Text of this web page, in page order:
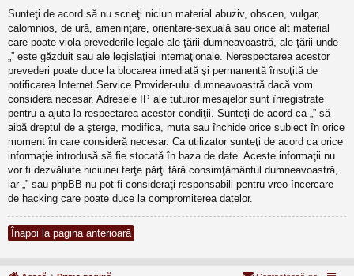
Sunteţi de acord să nu scrieţi niciun material abuziv, obscen, vulgar,
calomnios, de ură, ameninţare, orientare-sexuală sau orice alt material
care poate viola prevederile legale ale ţării dumneavoastră, ale ţării unde
„” este găzduit sau ale legislaţiei internaţionale. Nerespectarea acestor
prevederi poate duce la blocarea imediată şi permanentă însoţită de
notificarea Internet Service Provider-ului dumneavoastră dacă vom
considera necesar. Adresele IP ale tuturor mesajelor sunt înregistrate
pentru a ajuta la respectarea acestor condiţii. Sunteţi de acord ca „” să
aibă dreptul de a şterge, modifica, muta sau închide orice subiect în orice
moment în care consideră necesar. Ca utilizator sunteţi de acord ca orice
informaţie introdusă să fie stocată în baza de date. Aceste informaţii nu
vor fi dezvăluite niciunei terţe părţi fără consimţământul dumneavoastră,
iar „” sau phpBB nu pot fi consideraţi responsabili pentru vreo încercare
de hacking care poate duce la compromiterea datelor.
Înapoi la pagina anterioară